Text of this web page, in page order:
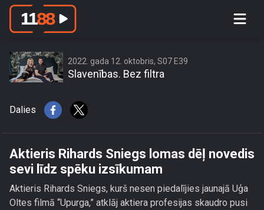
Aktieris Rihards Sniegs lomas dēļ
2022. gada 12. oktobris, S07 E39
Slavenības. Bez filtra
Dalies
Aktieris Rihards Sniegs lomas dēļ novedis
sevi līdz spēku izsīkumam
Aktieris Rihards Sniegs, kurš nesen piedalījies jaunajā Uģa
Oltes filmā “Upurga,” atklāj aktiera profesijas skaudro pusi